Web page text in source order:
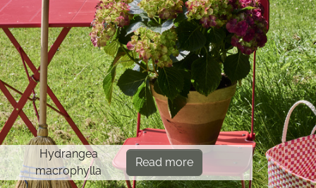
Hydrangea
macrophylla
Read more